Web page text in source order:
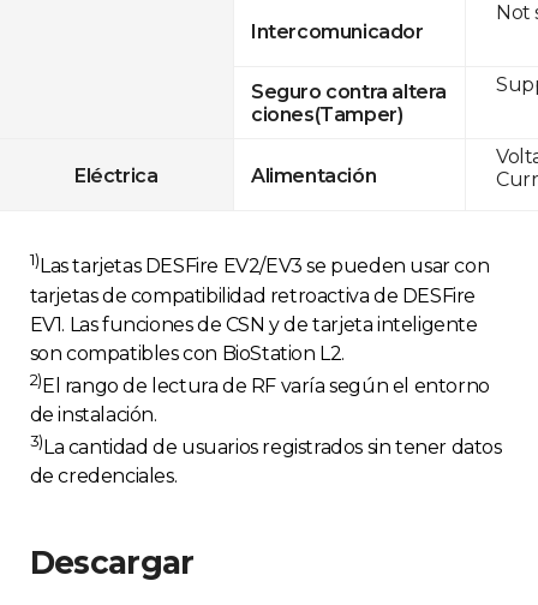
Intercomunicador
Seguro contra altera
ciones(Tamper)
Eléctrica Alimentación
Not
1) Las tarjetas DESFire EV2/EV3 se pueden usar con
tarjetas de compatibilidad retroactiva de DESFire
EV1. Las funciones de CSN y de tarjeta inteligente
son compatibles con BioStation L2.
2)El rango de lectura de RF varía según el entorno
de instalación.
3) La cantidad de usuarios registrados sin tener datos
de credenciales.
Descargar